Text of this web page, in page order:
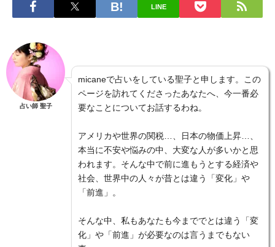
LINE
占い師 聖子
micaneで占いをしている聖子と申します。この
ページを訪れてくださったあなたへ、今一番必
要なことについてお話するわね。
アメリカや世界の関税…、日本の物価上昇…、
本当に不安や悩みの中、大変な人が多いかと思
われます。そんな中で前に進もうとする経済や
社会、世界中の人々が昔とは違う「変化」や
「前進」。
そんな中、私もあなたも今まででとは違う「変
化」や「前進」が必要なのは言うまでもない